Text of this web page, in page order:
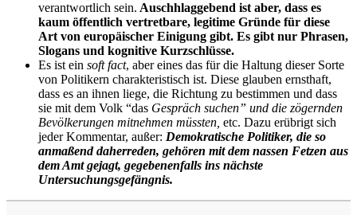
verantwortlich sein. Auschhlaggebend ist aber, dass es
kaum öffentlich vertretbare, legitime Gründe für diese
Art von europäischer Einigung gibt. Es gibt nur Phrasen,
Slogans und kognitive Kurzschlüsse.
Es ist ein soft fact, aber eines das für die Haltung dieser Sorte
von Politikern charakteristisch ist. Diese glauben ernsthaft,
dass es an ihnen liege, die Richtung zu bestimmen und dass
sie mit dem Volk “das Gespräch suchen” und die zögernden
Bevölkerungen mitnehmen müssten, etc. Dazu erübrigt sich
jeder Kommentar, außer: Demokratische Politiker, die so
anmaßend daherreden, gehören mit dem nassen Fetzen aus
dem Amt gejagt, gegebenenfalls ins nächste
Untersuchungsgefängnis.